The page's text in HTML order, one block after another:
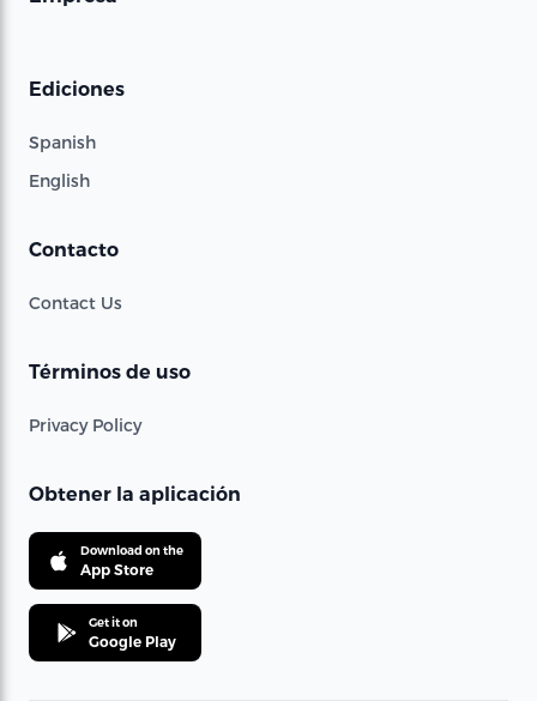
Ediciones
Spanish
English
Contacto
Contact Us
Términos de uso
Privacy Policy
Obtener la aplicación
Download on the
App Store
Get it on
Google Play